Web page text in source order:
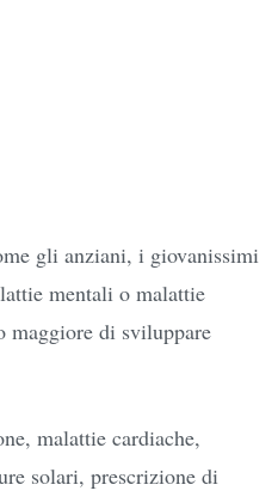
gli anziani, i giovanissimi
mentali o malattie
maggiore di sviluppare
malattie cardiache,
solari, prescrizione di